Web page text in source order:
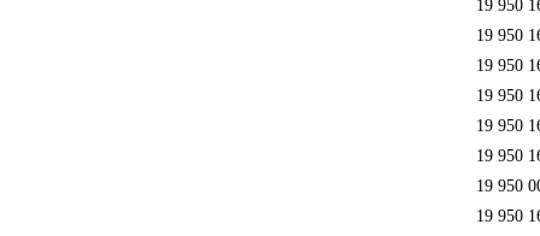
19 950
19 950
19 950
19 950
19 950
19 950
19 950
19 950